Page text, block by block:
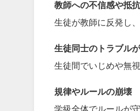
教師への不信感や抵抗
生徒が教師に反発し
生徒同士のトラブル
生徒間でいじめや無
規律やルールの崩壊
学級全体でルールが